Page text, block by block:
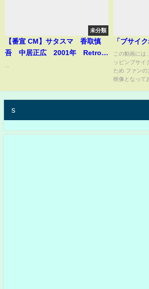
未分類
【番宣 CM】サタスマ 香取慎
吾 中居正広 2001年 Retro
「ブサイ
この動画には
ッピンブサイ
ため ファン
映像となって
s